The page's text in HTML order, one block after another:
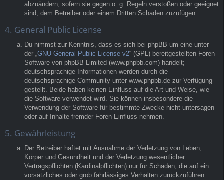
abzuändern, sofern sie gegen o. g. Regeln verstoßen oder geeignet
sind, dem Betreiber oder einem Dritten Schaden zuzufügen.
4. General Public License
Du nimmst zur Kenntnis, dass es sich bei phpBB um eine unter
der „GNU General Public License v2“ (GPL) bereitgestellten Foren-
Software von phpBB Limited (www.phpbb.com) handelt;
deutschsprachige Informationen werden durch die
deutschsprachige Community unter www.phpbb.de zur Verfügung
gestellt. Beide haben keinen Einfluss auf die Art und Weise, wie
die Software verwendet wird. Sie können insbesondere die
Verwendung der Software für bestimmte Zwecke nicht untersagen
oder auf Inhalte fremder Foren Einfluss nehmen.
5. Gewährleistung
Der Betreiber haftet mit Ausnahme der Verletzung von Leben,
Körper und Gesundheit und der Verletzung wesentlicher
Vertragspflichten (Kardinalpflichten) nur für Schäden, die auf ein
vorsätzliches oder grob fahrlässiges Verhalten zurückzuführen